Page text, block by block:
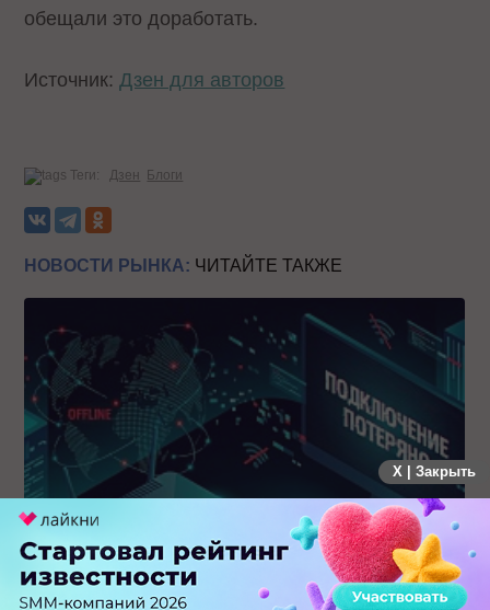
обещали это доработать.
Источник:Дзен для авторов
Теги: Дзен Блоги
НОВОСТИ РЫНКА: ЧИТАЙТЕ ТАКЖЕ
Крупнейший сбой в рунете: пользователи не могут
попасть на популярные сайты
X | Закрыть